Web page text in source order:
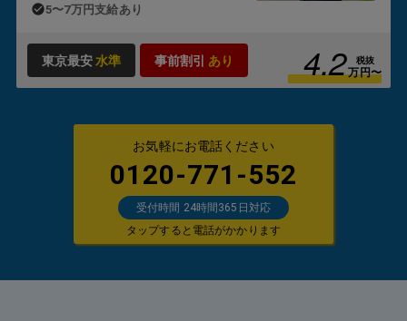
5〜7万円支給あり
東京最安水準 事前割引 あり 4.2 税抜
万円〜
お気軽にお電話ください
0120-771-552
受付時間 24時間365日対応
タップすると電話がかかります